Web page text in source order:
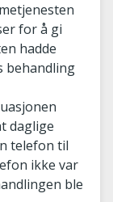
for å gi
hadde
behandling
daglige
telefon til
ikke var
ble